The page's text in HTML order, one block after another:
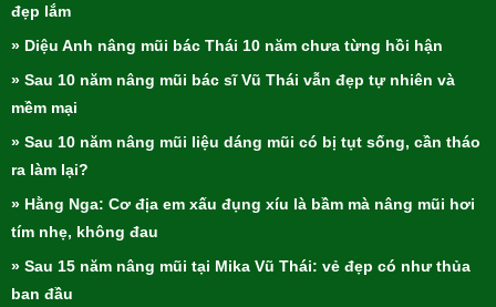
đẹp lắm
» Diệu Anh nâng mũi bác Thái 10 năm chưa từng hồi hận
» Sau 10 năm nâng mũi bác sĩ Vũ Thái vẫn đẹp tự nhiên và
mềm mại
» Sau 10 năm nâng mũi liệu dáng mũi có bị tụt sống, cần tháo
ra làm lại?
» Hằng Nga: Cơ địa em xấu đụng xíu là bầm mà nâng mũi hơi
tím nhẹ, không đau
» Sau 15 năm nâng mũi tại Mika Vũ Thái: vẻ đẹp có như thủa
ban đầu